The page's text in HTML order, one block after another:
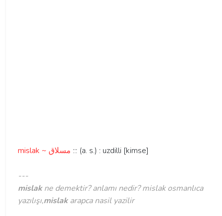
mislak ~ مسلاق ::: (a. s.) : uzdilli [kimse]
---
mislakne demektir? anlamı nedir? mislak osmanlıca
yazılışı,mislakarapca nasil yazilir